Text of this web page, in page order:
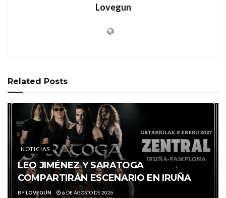
Lovegun
Related Posts
NOTICIAS
LEO JIMÉNEZ Y SARATOGA
COMPARTIRÁN ESCENARIO EN IRUÑA
BYLOVEGUN 6 DE AGOSTO DE 2026